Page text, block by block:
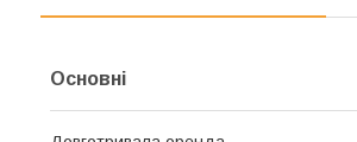
Основні